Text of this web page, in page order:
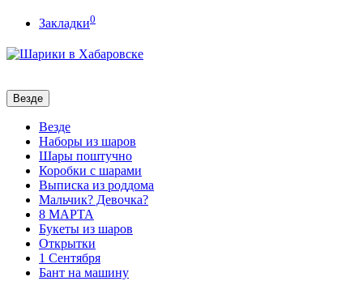
Закладки0
Везде
Везде
Наборы из шаров
Шары поштучно
Коробки с шарами
Выписка из роддома
Мальчик? Девочка?
8 МАРТА
Букеты из шаров
Открытки
1 Сентября
Бант на машину